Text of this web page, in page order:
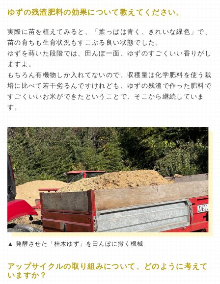
ゆずの残渣肥料の効果について教えてください。
実際に苗を植えてみると、「葉っぱは青く、きれいな緑色」で、
苗の育ちも生育状況もすこぶる良い状態でした。
ゆずを蒔いた段階では、田んぼ一面、ゆずのすごくいい香りがし
ますよ。
もちろん有機物しか入れてないので、収穫量は化学肥料を使う栽
培に比べて若干劣るんですけれども、ゆずの残渣で作った肥料で
すごくいいお米ができたということで、そこから継続していま
す。
▲ 発酵させた「桂木ゆず」を田んぼに撒く機械
アップサイクルの取り組みについて、どのように考えて
いますか？